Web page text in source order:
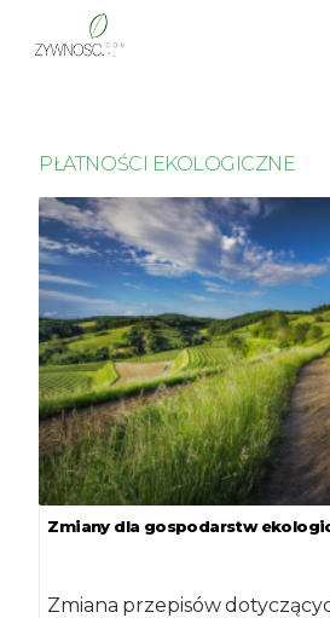
PŁATNOŚCI EKOLOGICZNE
Zmiany dla gospodarstw
Zmiana przepisów